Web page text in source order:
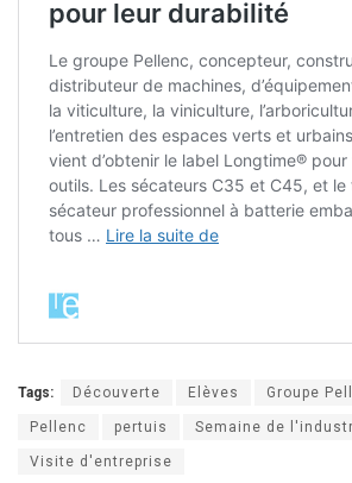
Tags: Découverte Elèves Groupe
Pellenc pertuis Semaine de
Visite d'entreprise